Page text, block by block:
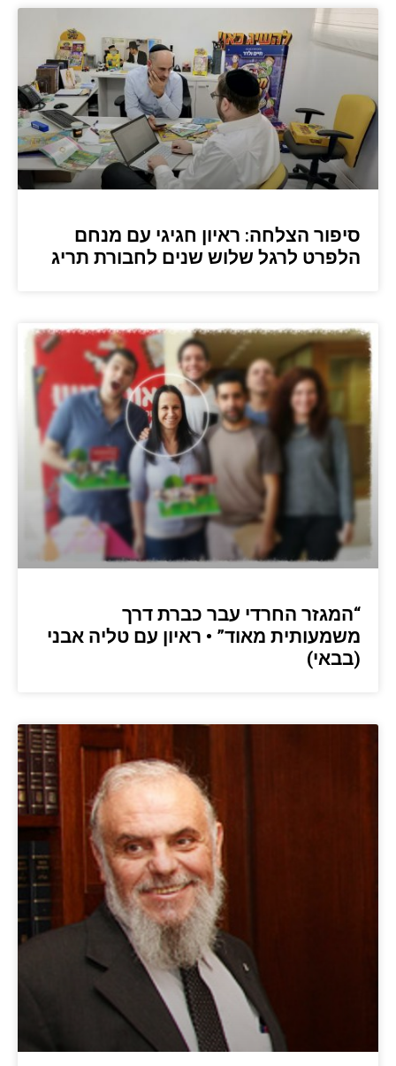
סיפור הצלחה: ראיון חגיגי עם מנחם
הלפרט לרגל שלוש שנים לחבורת תריג
“המגזר החרדי עבר כברת דרך
משמעותית מאוד” • ראיון עם טליה אבני
(בבאי)